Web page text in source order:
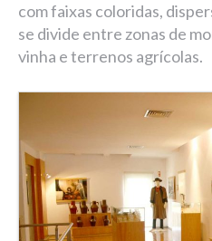
com faixas coloridas,
se divide entre zonas de
vinha e terrenos agrícolas.